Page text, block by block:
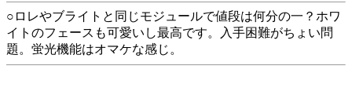
○ロレやブライトと同じモジュールで値段は何分の一？ホワ
イトのフェースも可愛いし最高です。入手困難がちょい問
題。蛍光機能はオマケな感じ。